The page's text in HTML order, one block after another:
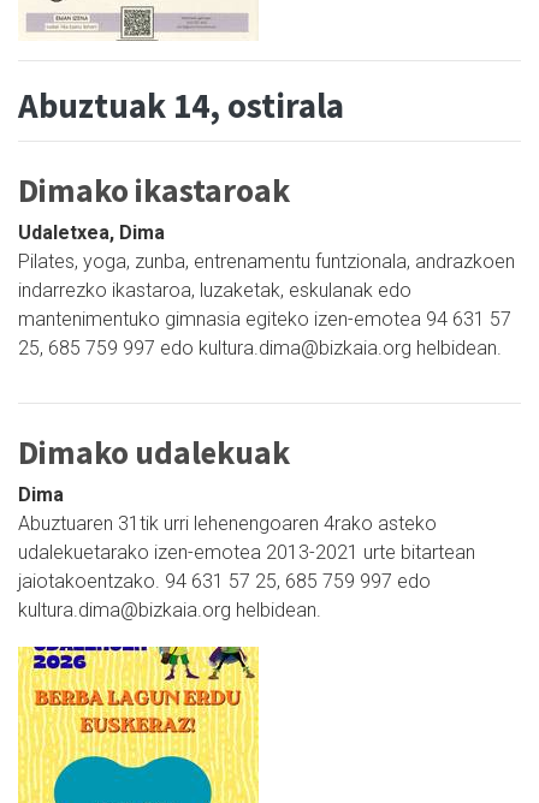
Abuztuak 14, ostirala
Dimako ikastaroak
Udaletxea, Dima
Pilates, yoga, zunba, entrenamentu funtzionala, andrazkoen
indarrezko ikastaroa, luzaketak, eskulanak edo
mantenimentuko gimnasia egiteko izen-emotea 94 631 57
25, 685 759 997 edo kultura.dima@bizkaia.org helbidean.
Dimako udalekuak
Dima
Abuztuaren 31tik urri lehenengoaren 4rako asteko
udalekuetarako izen-emotea 2013-2021 urte bitartean
jaiotakoentzako. 94 631 57 25, 685 759 997 edo
kultura.dima@bizkaia.org helbidean.